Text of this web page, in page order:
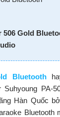
506 Gold
Bluetooth
PA-
Hàn Quốc
Bluetooth